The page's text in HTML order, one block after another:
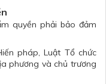
quyền phải bảo đảm
pháp,Luật Tổ chức
phương và chủ trương